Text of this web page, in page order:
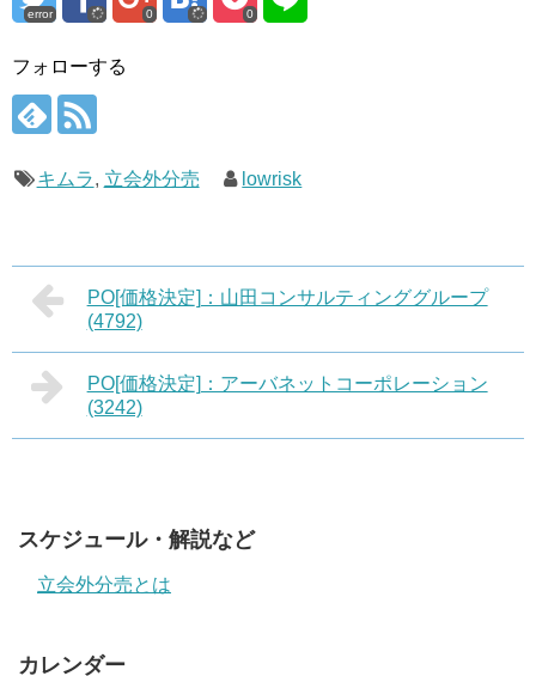
error 0 0
フォローする
キムラ, 立会外分売 lowrisk
PO[価格決定]：山田コンサルティンググループ
(4792)
PO[価格決定]：アーバネットコーポレーション
(3242)
スケジュール・解説など
立会外分売とは
カレンダー